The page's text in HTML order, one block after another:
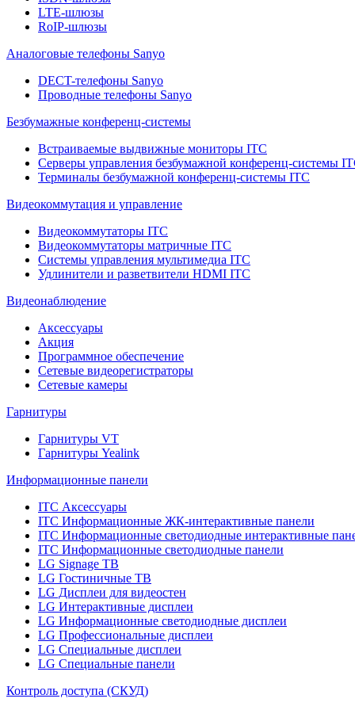
LTE-шлюзы
RoIP-шлюзы
Аналоговые телефоны Sanyo
DECT-телефоны Sanyo
Проводные телефоны Sanyo
Безбумажные конференц-системы
Встраиваемые выдвижные мониторы ITC
Серверы управления безбумажной конференц-системы
Терминалы безбумажной конференц-системы ITC
Видеокоммутация и управление
Видеокоммутаторы ITC
Видеокоммутаторы матричные ITC
Системы управления мультимедиа ITC
Удлинители и разветвители HDMI ITC
Видеонаблюдение
Аксессуары
Акция
Программное обеспечение
Сетевые видеорегистраторы
Сетевые камеры
Гарнитуры
Гарнитуры VT
Гарнитуры Yealink
Информационные панели
ITC Аксессуары
ITC Информационные ЖК-интерактивные панели
ITC Информационные светодиодные интерактивные
ITC Информационные светодиодные панели
LG Signage ТВ
LG Гостиничные ТВ
LG Дисплеи для видеостен
LG Интерактивные дисплеи
LG Информационные светодиодные дисплеи
LG Профессиональные дисплеи
LG Специальные дисплеи
LG Специальные панели
Контроль доступа (СКУД)